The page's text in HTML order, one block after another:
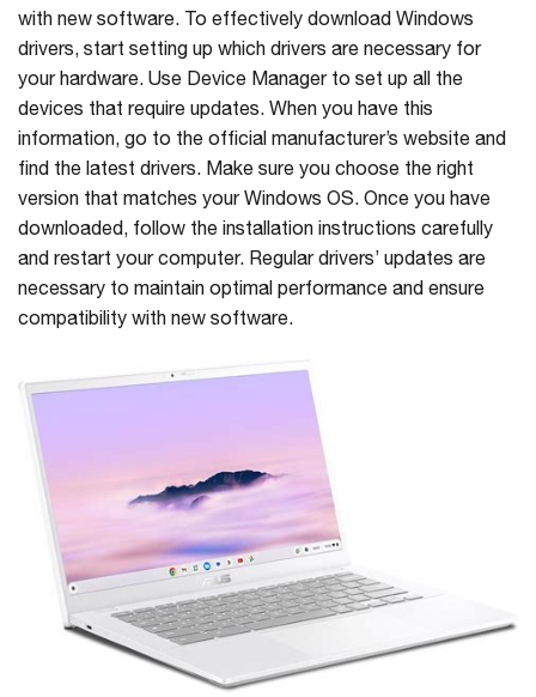
with new software. To effectively download Windows
drivers, start setting up which drivers are necessary for
your hardware. Use Device Manager to set up all the
devices that require updates. When you have this
information, go to the official manufacturer’s website and
find the latest drivers. Make sure you choose the right
version that matches your Windows OS. Once you have
downloaded, follow the installation instructions carefully
and restart your computer. Regular drivers’ updates are
necessary to maintain optimal performance and ensure
compatibility with new software.